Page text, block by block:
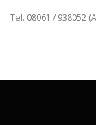
Tel. 08061 / 938052